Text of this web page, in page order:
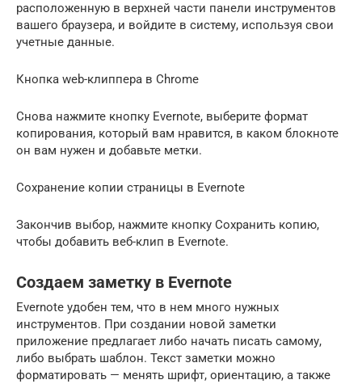
расположенную в верхней части панели инструментов
вашего браузера, и войдите в систему, используя свои
учетные данные.
Кнопка web-клиппера в Chrome
Снова нажмите кнопку Evernote, выберите формат
копирования, который вам нравится, в каком блокноте
он вам нужен и добавьте метки.
Сохранение копии страницы в Evernote
Закончив выбор, нажмите кнопку Сохранить копию,
чтобы добавить веб-клип в Evernote.
Создаем заметку в Evernote
Evernote удобен тем, что в нем много нужных
инструментов. При создании новой заметки
приложение предлагает либо начать писать самому,
либо выбрать шаблон. Текст заметки можно
форматировать — менять шрифт, ориентацию, а также